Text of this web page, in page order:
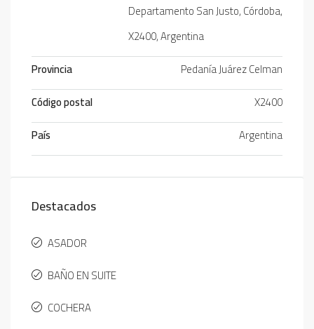
Departamento San Justo, Córdoba,
X2400, Argentina
Provincia
Pedanía Juárez Celman
Código postal
X2400
País
Argentina
Destacados
ASADOR
BAÑO EN SUITE
COCHERA